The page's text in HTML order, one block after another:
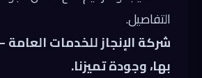
التفاصيل.
شركة الإنجاز للخدمات العامة
بها، وجودة تميزنا.